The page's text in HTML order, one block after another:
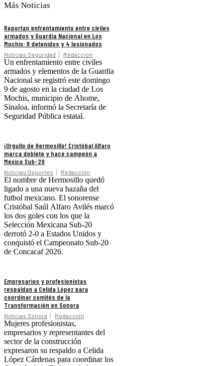
Más Noticias
Reportan enfrentamiento entre civiles
armados y Guardia Nacional en Los
Mochis: 8 detenidos y 4 lesionados
Noticias Seguridad Redacción
Un enfrentamiento entre civiles
armados y elementos de la Guardia
Nacional se registró este domingo
9 de agosto en la ciudad de Los
Mochis, municipio de Ahome,
Sinaloa, informó la Secretaría de
Seguridad Pública estatal.
¡Orgullo de Hermosillo! Cristóbal Alfaro
marca doblete y hace campeón a
México Sub-20
Noticias Deportes Redacción
El nombre de Hermosillo quedó
ligado a una nueva hazaña del
futbol mexicano. El sonorense
Cristóbal Saúl Alfaro Avilés marcó
los dos goles con los que la
Selección Mexicana Sub-20
derrotó 2-0 a Estados Unidos y
conquistó el Campeonato Sub-20
de Concacaf 2026.
Empresarios y profesionistas
respaldan a Celida López para
coordinar comités de la
Transformación en Sonora
Noticias Sonora Redacción
Mujeres profesionistas,
empresarios y representantes del
sector de la construcción
expresaron su respaldo a Celida
López Cárdenas para coordinar los